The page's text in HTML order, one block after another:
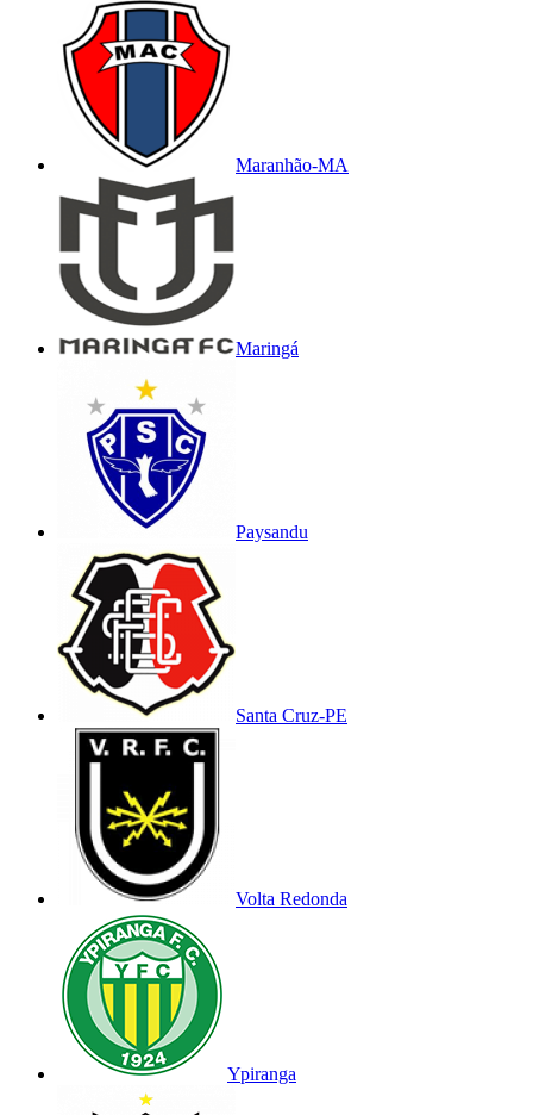
Maranhão-MA
Maringá
Paysandu
Santa Cruz-PE
Volta Redonda
Ypiranga